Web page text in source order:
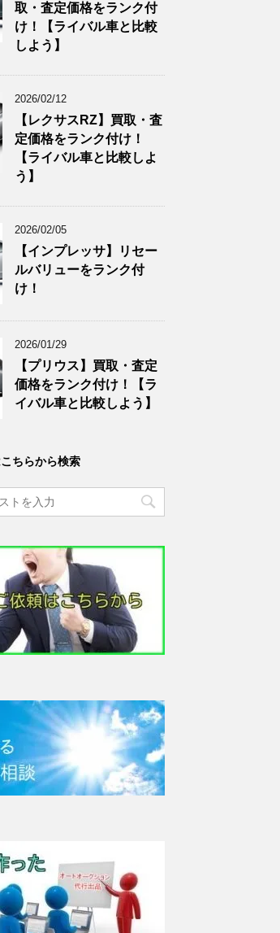
取・査定価格をランク付
け！【ライバル車と比較
しよう】
2026/02/12
【レクサスRZ】買取・査
定価格をランク付け！
【ライバル車と比較しよ
う】
2026/02/05
【インプレッサ】リセー
ルバリューをランク付
け！
2026/01/29
【プリウス】買取・査定
価格をランク付け！【ラ
イバル車と比較しよう】
ちらから検索